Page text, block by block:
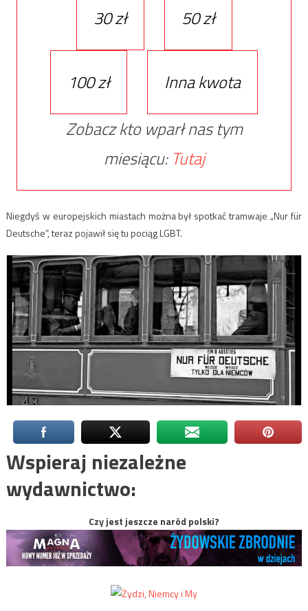
30 zł 50 zł
100 zł
Inna kwota
Zobacz kto wparł nas tym
miesiącu: Tutaj
Niegdyś w europejskich miastach można był spotkać tramwaje „Nur für
Deutsche”, teraz pojawił się tu pociąg LGBT.
Wspieraj niezależne
wydawnictwo:
Czy jest jeszcze naród polski?